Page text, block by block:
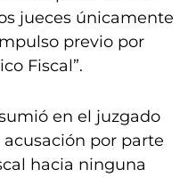
jueces únicamente
previo por
Fiscal”.
en el juzgado
por parte
hacia ninguna